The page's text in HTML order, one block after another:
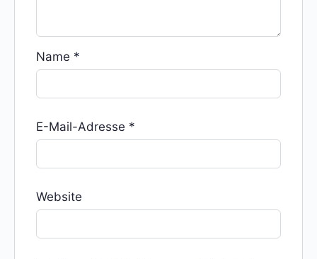
Name *
E-Mail-Adresse *
Website